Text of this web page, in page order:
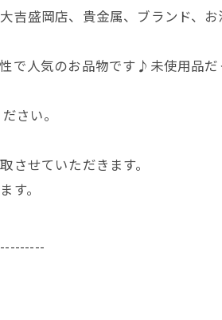
吉盛岡店、貴金属、ブランド、
で人気のお品物です♪未使用品
さい。
させていただきます。
す。